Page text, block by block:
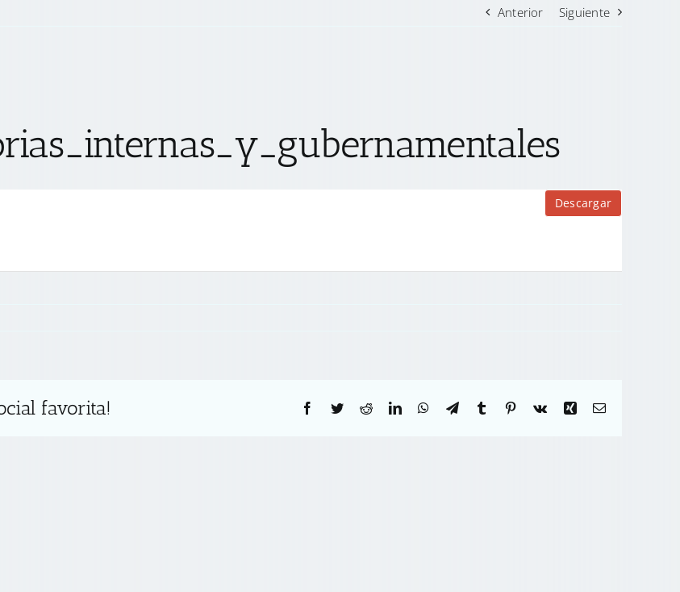
Anterior Siguiente
Descargar
favorita! Facebook
TwitterRedditLinkedInWhatsApp
TelegramTumblr Pinterest
Vk Xing Correo